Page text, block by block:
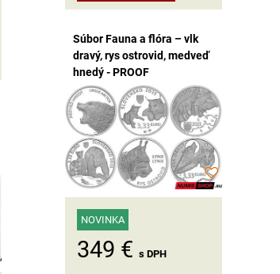
Súbor Fauna a flóra – vlk
dravý, rys ostrovid, medveď
hnedý - PROOF
NOVINKA
349 € s DPH